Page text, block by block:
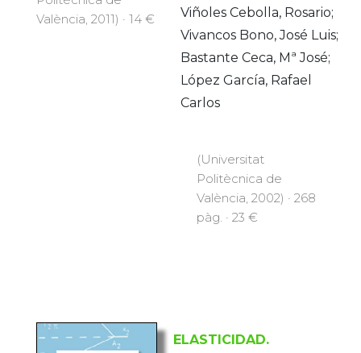
València, 2011) · 14 €
Viñoles Cebolla, Rosario;
Vivancos Bono, José Luis;
Bastante Ceca, Mª José;
López García, Rafael
Carlos
(Universitat
Politècnica de
València, 2002) · 268
pàg. · 23 €
ELASTICIDAD.